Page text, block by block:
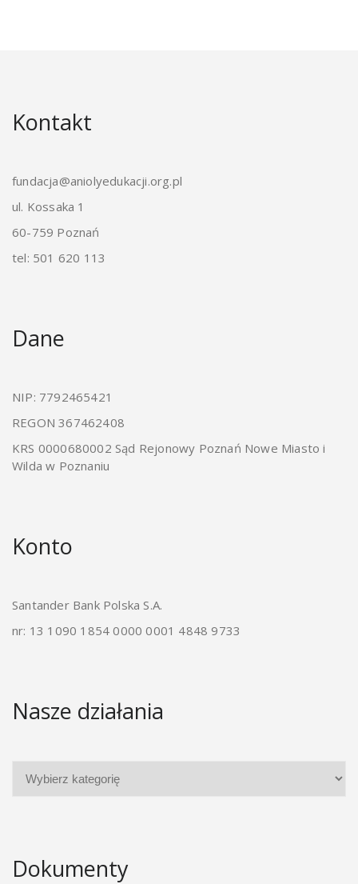
Kontakt
fundacja@aniolyedukacji.org.pl
ul. Kossaka 1
60-759 Poznań
tel: 501 620 113
Dane
NIP: 7792465421
REGON 367462408
KRS 0000680002 Sąd Rejonowy Poznań Nowe Miasto i
Wilda w Poznaniu
Konto
Santander Bank Polska S.A.
nr: 13 1090 1854 0000 0001 4848 9733
Nasze działania
Dokumenty